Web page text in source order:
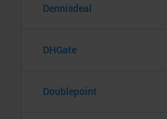
Dennisdeal
DHGate
Doublepoint